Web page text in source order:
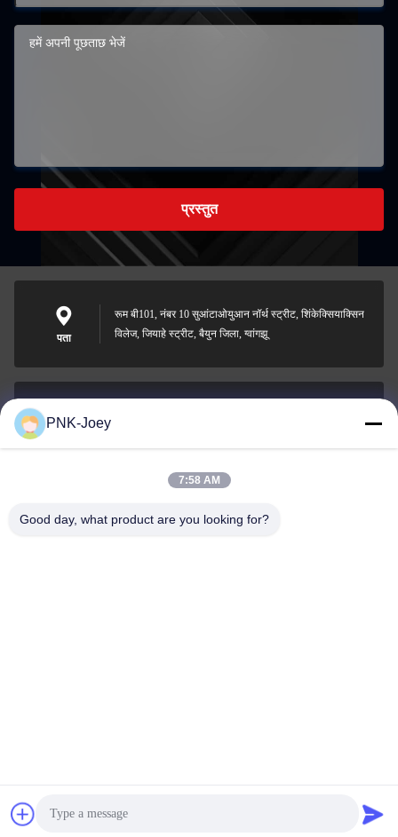
प्रस्तुत
पता
रूम बी101, नंबर 10 सुआंटाओयुआन नॉर्थ स्ट्रीट, शिंकेक्सियाक्सिन
विलेज, जियाहे स्ट्रीट, बैयुन जिला, ग्वांगझू
008613580404923
Guangzhou Xingchao Agriculture Machinery Co., Ltd.
PNK-Joey
7:58 AM
Good day, what product are you looking for?